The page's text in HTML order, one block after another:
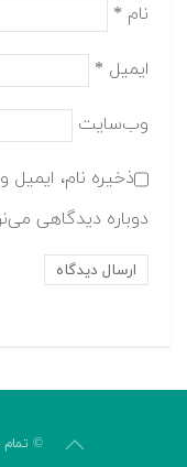
نام *
ایمیل *
وب‌سایت
ذخیره نام،
دوباره دیدگاهی
©